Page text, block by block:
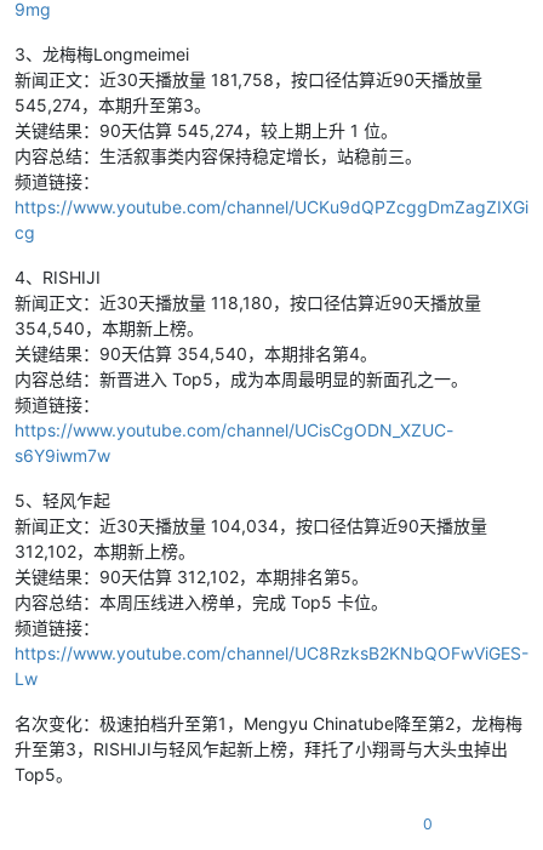
球直接带走比赛。
关键结果：阿根廷3比1加时战胜瑞士，常规时
间1比1，最终晋级四强。
内容总结：阿根廷这场赢得艰难，但冠军级球
队就是能在最难的时候找到解法。
6｜7月15日：西班牙2比0法国，率先打进决赛
这场半决赛更像是中场控制权的争夺战，而西班
关键结果：
法国无缘冠军争夺。
内容总结：西班牙靠体系和控场能力，把半决
赛踢成了自己的节奏。
7｜7月16日：阿根廷2比1力克英格兰，决赛会
师西班牙
英格兰并不是没有机会，比赛的对抗强度和比赛
质量都很高。可到了决定胜负的时刻，阿根廷的
己手里。
关键结果：阿根廷2比1战胜英格兰，晋级决
赛，英格兰进入三四名决赛。
内容总结：阿根廷继续展现老牌强队的韧性和
关键战能力。
8｜7月19日：英格兰6比4法国，三四名决赛踢
成进球大战
攻秀，进球一个接一个。英格兰火力更猛，最终
在这场“网球比分”大战里笑到最后，拿下季军。
关键结果：
9mg
3、龙梅梅Longmeimei
新闻正文：近30天播放量 181,758，按口径估算近90天播放量
545,274，本期升至第3。
关键结果：90天估算 545,274，较上期上升 1 位。
内容总结：生活叙事类内容保持稳定增长，站稳前三。
频道链接：
https://www.youtube.com/channel/UCKu9dQPZcggDmZagZIXGi
cg
4、RISHIJI
新闻正文：近30天播放量 118,180，按口径估算近90天播放量
354,540，本期新上榜。
关键结果：90天估算 354,540，本期排名第4。
内容总结：新晋进入 Top5，成为本周最明显的新面孔之一。
频道链接：
https://www.youtube.com/channel/UCisCgODN_XZUC-
s6Y9iwm7w
5、轻风乍起
新闻正文：近30天播放量 104,034，按口径估算近90天播放量
312,102，本期新上榜。
关键结果：90天估算 312,102，本期排名第5。
内容总结：本周压线进入榜单，完成 Top5 卡位。
频道链接：
https://www.youtube.com/channel/UC8RzksB2KNbQOFwViGES-
Lw
名次变化：极速拍档升至第1，Mengyu Chinatube降至第2，龙梅梅
升至第3，RISHIJI与轻风乍起新上榜，拜托了小翔哥与大头虫掉出
Top5。
0